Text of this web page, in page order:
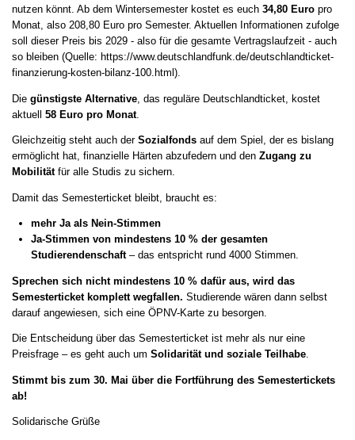
nutzen könnt. Ab dem Wintersemester kostet es euch 34,80 Euro pro
Monat, also 208,80 Euro pro Semester. Aktuellen Informationen zufolge
soll dieser Preis bis 2029 - also für die gesamte Vertragslaufzeit - auch
so bleiben (Quelle: https://www.deutschlandfunk.de/deutschlandticket-
finanzierung-kosten-bilanz-100.html).
Die günstigste Alternative , das reguläre Deutschlandticket, kostet
aktuell 58 Euro pro Monat.
Gleichzeitig steht auch der Sozialfonds auf dem Spiel, der es bislang
ermöglicht hat, finanzielle Härten abzufedern und den Zugang zu
Mobilitätfür alle Studis zu sichern.
Damit das Semesterticket bleibt, braucht es:
mehr Ja als Nein-Stimmen
Ja-Stimmen von mindestens 10 % der gesamten
Studierendenschaft – das entspricht rund 4000 Stimmen.
Sprechen sich nicht mindestens 10 % dafür aus, wird das
Semesterticket komplett wegfallen. Studierende wären dann selbst
darauf angewiesen, sich eine ÖPNV-Karte zu besorgen.
Die Entscheidung über das Semesterticket ist mehr als nur eine
Preisfrage – es geht auch um Solidarität und soziale Teilhabe.
Stimmt bis zum 30. Mai über die Fortführung des Semestertickets
ab!
Solidarische Grüße